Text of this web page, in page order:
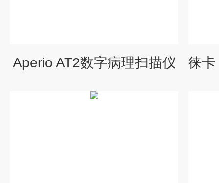
Aperio AT2数字病理扫描仪